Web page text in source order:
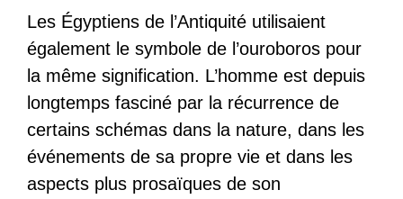
Les Égyptiens de l’Antiquité utilisaient
également le symbole de l’ouroboros pour
la même signification. L’homme est depuis
longtemps fasciné par la récurrence de
certains schémas dans la nature, dans les
événements de sa propre vie et dans les
aspects plus prosaïques de son